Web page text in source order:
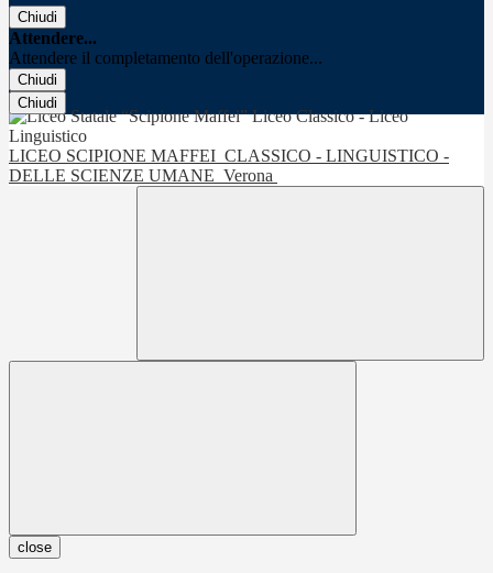
Chiudi
Attendere...
Attendere il completamento dell'operazione...
Chiudi
Chiudi
LICEO SCIPIONE MAFFEI CLASSICO - LINGUISTICO -
DELLE SCIENZE UMANE Verona
close